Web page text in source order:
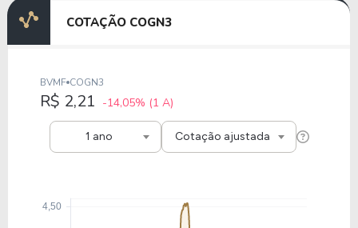
COTAÇÃO COGN3
1 ano
BVMF COGN3
R$ 2,21 -14,05% (1 A)
Cotação ajustada